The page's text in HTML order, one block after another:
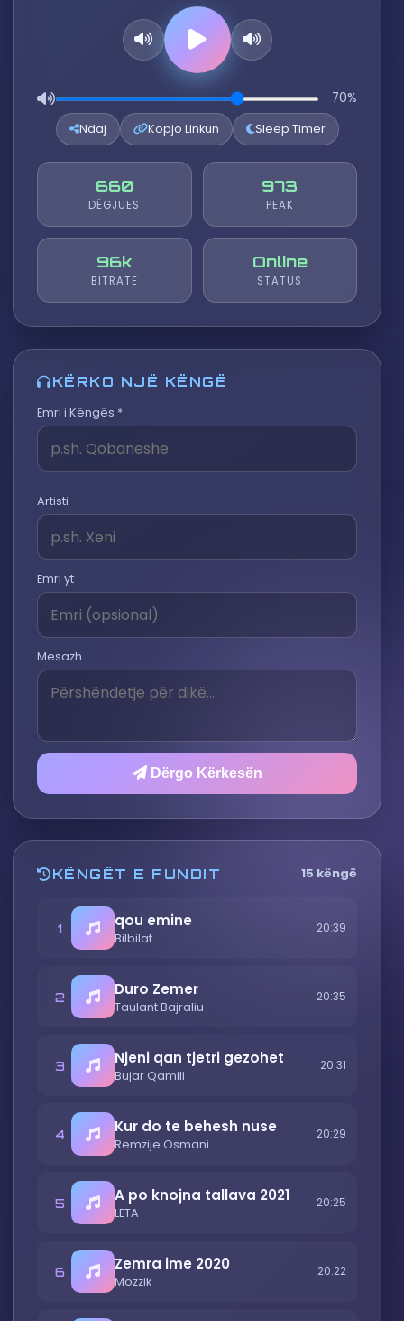
70%
Ndaj Kopjo Linkun Sleep Timer
660
DËGJUES
973
PEAK
96k
BITRATE
Online
STATUS
KËRKO NJË KËNGË
Emri i Këngës *
Artisti
Emri yt
Mesazh
Dërgo Kërkesën
KËNGËT E FUNDIT 15 këngë
1 qou emine
Bilbilat
20:39
2 Duro Zemer
Taulant Bajraliu
20:35
3 Njeni qan tjetri gezohet
Bujar Qamili
20:31
4 Kur do te behesh nuse
Remzije Osmani
20:29
5 A po knojna tallava 2021
LETA
20:25
6 Zemra ime 2020
Mozzik
20:22